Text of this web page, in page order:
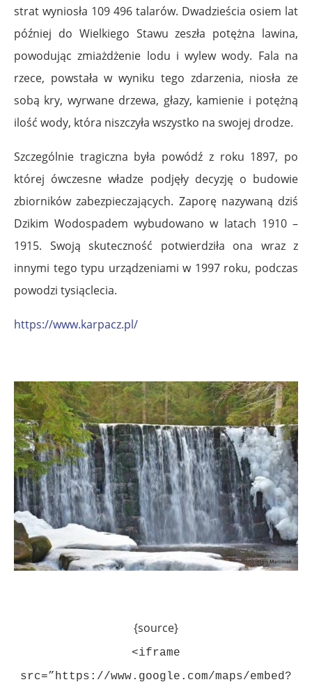
strat wyniosła 109 496 talarów. Dwadzieścia osiem lat
później do Wielkiego Stawu zeszła potężna lawina,
powodując zmiażdżenie lodu i wylew wody. Fala na
rzece, powstała w wyniku tego zdarzenia, niosła ze
sobą kry, wyrwane drzewa, głazy, kamienie i potężną
ilość wody, która niszczyła wszystko na swojej drodze.
Szczególnie tragiczna była powódź z roku 1897, po
której ówczesne władze podjęły decyzję o budowie
zbiorników zabezpieczających. Zaporę nazywaną dziś
Dzikim Wodospadem wybudowano w latach 1910 –
1915. Swoją skuteczność potwierdziła ona wraz z
innymi tego typu urządzeniami w 1997 roku, podczas
powodzi tysiąclecia.
https://www.karpacz.pl/
{source}
<iframe
src=”https://www.google.com/maps/embed?